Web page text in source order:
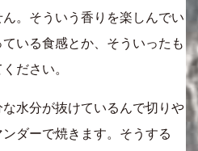
。そういう香りを楽しんでい
いる食感とか、そういったも
ださい。
水分が抜けているんで切りや
ダーで焼きます。そうする